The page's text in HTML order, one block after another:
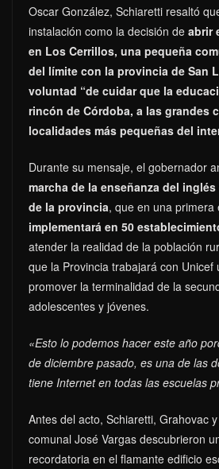
Oscar González, Schiaretti resaltó
instalación como la decisión de abrir
en Los Cerrillos, una pequeña
del límite con la provincia de San
voluntad “de cuidar que la
rincón de Córdoba, a las grandes
localidades más pequeñas del
Durante su mensaje, el gobernador
marcha de la enseñanza del
de la provincia, que en una primera
implementará en 50
atender la realidad de la población
que la Provincia trabajará con Unicef
promover la terminalidad de la
adolescentes y jóvenes.
«Esto lo podemos hacer este año
de diciembre pasado, es una de las
tiene Internet en todas las escuelas
Antes del acto, Schiaretti, Grahovac
comunal José Vargas descubrieron
recordatoria en el flamante edificio